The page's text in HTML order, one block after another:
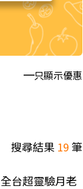
只顯示優惠
搜尋結果 19筆
台超靈驗月老